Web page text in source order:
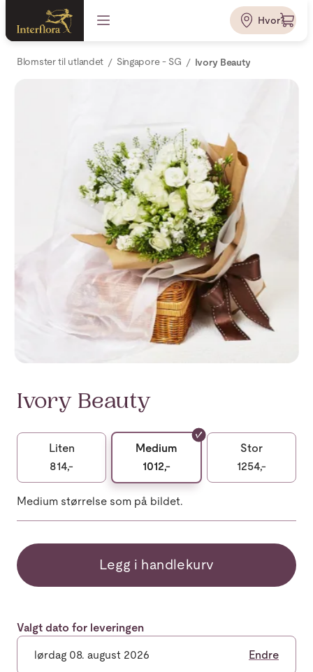
Hvor?
Blomster til utlandet Singapore - SG Ivory Beauty
Ivory Beauty
Liten
814,-
Medium
1012,-
Stor
1254,-
Medium størrelse som på bildet.
Legg i handlekurv
Valgt dato for leveringen
lørdag 08. august 2026 Endre